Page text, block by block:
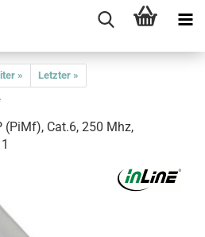
»
Letzter »
Cat.6, 250 Mhz,